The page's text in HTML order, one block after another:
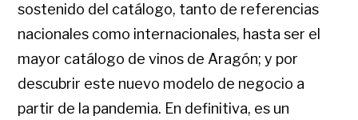
sostenido del catálogo, tanto de referencias
nacionales como internacionales, hasta ser el
mayor catálogo de vinos de Aragón; y por
descubrir este nuevo modelo de negocio a
partir de la pandemia. En definitiva, es un